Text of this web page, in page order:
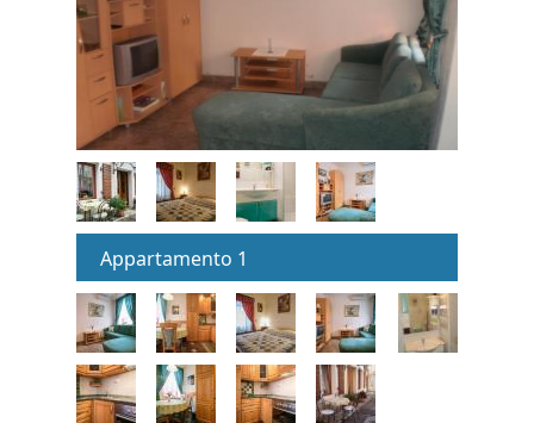
webcams
Incontra Croazia
Appartamento 1